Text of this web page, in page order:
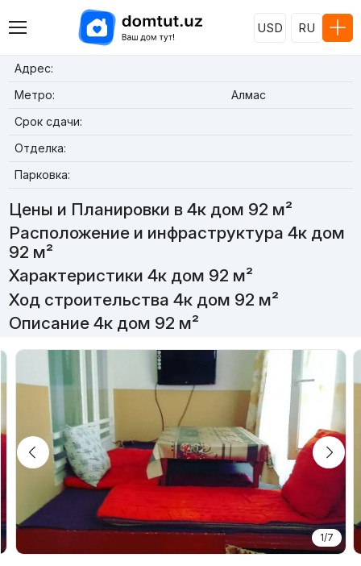
USD RU
Адрес:
Метро:
Алмас
Срок сдачи:
Отделка:
Парковка:
Цены и Планировки в 4к дом 92 м²
Расположение и инфраструктура 4к дом
92 м²
Характеристики 4к дом 92 м²
Ход строительства 4к дом 92 м²
Описание 4к дом 92 м²
1/7